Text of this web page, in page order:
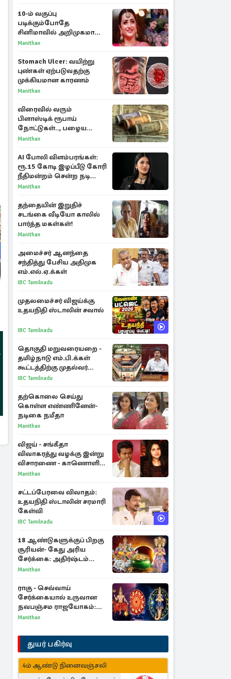
10-ம் வகுப்பு
படிக்கும்போதே
சினிமாவில் அறிமுகமான
த்ரிஷா! உண்மையை
காந்தி
Manithan
Stomach Ulcer: வயிற்று
புண்கள் ஏற்படுவதற்கு
முக்கியமான காரணம்
Manithan
விரைவில் வரும்
பிளாஸ்டிக் ரூபாய்
நோட்டுகள்.., பழைய
காகித நோட்டுகள்
Manithan
AI போலி விளம்பரங்கள்:
ரூ.15 கோடி இழப்பீடு கோரி
நீதிமன்றம் சென்ற நடிகை
ஸ்ருதி ஹாசன்!
Manithan
தந்தையின் இறுதிச்
சடங்கை வீடியோ காலில்
பார்த்த மகள்கள்!
Manithan
அமைச்சர் ஆனந்தை
சந்தித்து பேசிய அதிமுக
எம்.எல்.ஏ.க்கள்
IBC Tamilnadu
முதலமைச்சர் விஜய்க்கு
உதயநிதி ஸ்டாலின் சவால்
IBC Tamilnadu
தொகுதி மறுவரையறை -
தமிழ்நாடு எம்.பி.க்கள்
கூட்டத்திற்கு முதல்வர்
விஜய் அழைப்பு
IBC Tamilnadu
தற்கொலை செய்து
கொள்ள எண்ணினேன்-
நடிகை நமீதா
Manithan
விஜய் - சங்கீதா
விவாகரத்து வழக்கு இன்று
விசாரணை - காணொளி
மூலம் ஆஜராக வாய்ப்பு
Manithan
சட்டப்பேரவை விவாதம்:
உதயநிதி ஸ்டாலின் சரமாரி
கேள்வி
IBC Tamilnadu
18 ஆண்டுகளுக்குப் பிறகு
சூரியன்- கேது அரிய
சேர்க்கை: அதிர்ஷ்டம்
பெறும் 3 ராசிகள்!
Manithan
ராகு - செவ்வாய்
சேர்க்கையால் உருவான
நவபஞ்சம ராஜயோகம்:
அதிர்ஷ்டம் பெறும் 3
Manithan
துயர் பகிர்வு
4ம் ஆண்டு நினைவஞ்சலி